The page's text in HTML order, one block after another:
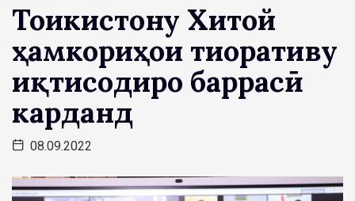
Тоҷикистону Хитой
ҳамкориҳои тиҷоративу
иқтисодиро баррасӣ
карданд
08.09.2022